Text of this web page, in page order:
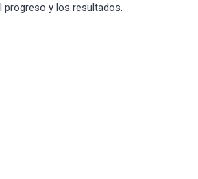
progreso y los resultados.